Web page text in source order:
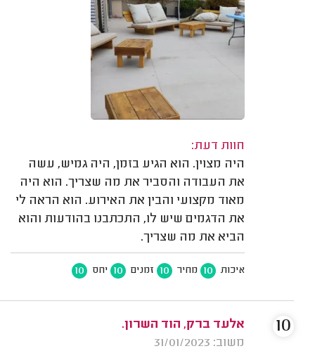
חוות דעת:
היה מצוין. הוא הגיע בזמן, היה גמיש, עשה
את העבודה והסביר את מה שצריך. הוא היה
מאוד מקצועי והבין את האירוע. הוא הראה לי
את הדגמים שיש לו, התכתבנו בהודעות והוא
הביא את מה שצריך.
איכות 10 מחיר 10 זמנים 10 יחס 10
אלעד ברק, הוד השרון.
משוב: 31/01/2023
10